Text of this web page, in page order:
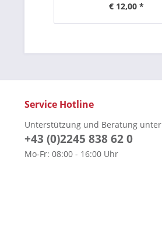
€ 12,00 *
Service Hotline
Unterstützung und Beratung unter
+43 (0)2245 838 62 0
Mo-Fr: 08:00 - 16:00 Uhr